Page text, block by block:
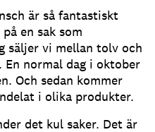
är så fantastiskt
en sak som
säljer vi mellan tolv och
normal dag i oktober
Och sedan kommer
i olika produkter.
det kul saker. Det är